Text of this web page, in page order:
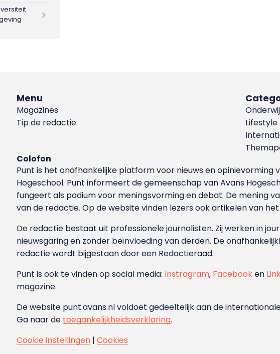
Menu
Magazines
Tip de redactie
Lifestyle
Colofon
Punt is het onafhankelijke platform voor nieuws en
Hoge­school. Punt informeert de gemeenschap van Avans
fungeert als podium voor meningsvorming en debat. De mening
van de redactie. Op de website vinden lezers ook artikelen van
De redactie bestaat uit professionele journalisten. Zij werken in
nieuwsgaring en zonder beïnvloeding van derden. De
redactie wordt bijgestaan door een Redactieraad.
Punt is ook te vinden op social media: Instragram, Facebooken
magazine.
De website punt.avans.nl voldoet gedeeltelijk aan de
Ga naar de toegankelijkheidsverklaring.
Cookie instellingen |Cookies